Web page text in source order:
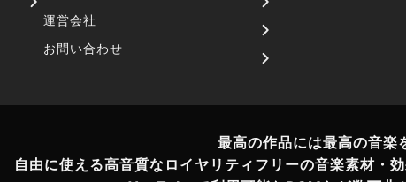
運営会社
お問い合わせ
最高の作品には最高の音楽
自由に使える高音質なロイヤリティフリーの音楽素材・